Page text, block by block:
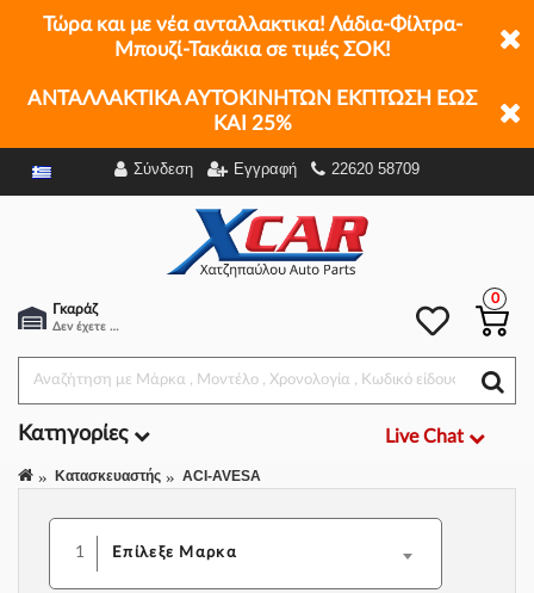
Τώρα και με νέα ανταλλακτικα! Λάδια-Φίλτρα-
Μπουζί-Τακάκια σε τιμές ΣΟΚ!
ΑΝΤΑΛΛΑΚΤΙΚΑ ΑΥΤΟΚΙΝΗΤΩΝ ΕΚΠΤΩΣΗ ΕΩΣ
ΚΑΙ 25%
Σύνδεση Εγγραφή 22620 58709
Γκαράζ
Δεν έχετε επιλέξει αμάξι.
0
Κατηγορίες Live Chat
Κατασκευαστής ACI-AVESA
1 Επίλεξε Μαρκα